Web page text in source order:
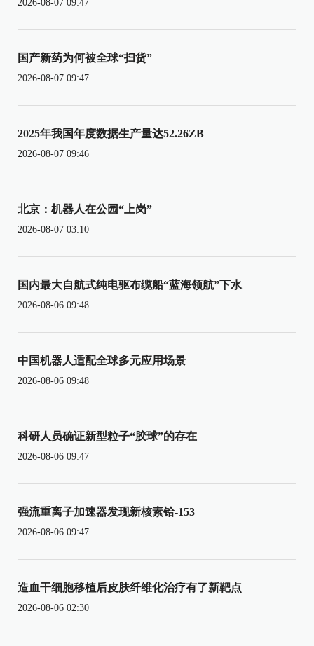
2026-08-07 09:47
国产新药为何被全球“扫货”
2026-08-07 09:47
2025年我国年度数据生产量达52.26ZB
2026-08-07 09:46
北京：机器人在公园“上岗”
2026-08-07 03:10
国内最大自航式纯电驱布缆船“蓝海领航”下水
2026-08-06 09:48
中国机器人适配全球多元应用场景
2026-08-06 09:48
科研人员确证新型粒子“胶球”的存在
2026-08-06 09:47
强流重离子加速器发现新核素铪-153
2026-08-06 09:47
造血干细胞移植后皮肤纤维化治疗有了新靶点
2026-08-06 02:30